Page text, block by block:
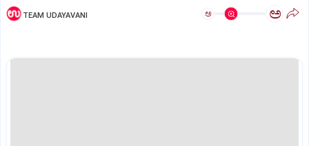
TEAM UDAYAVANI ಅ ಅ